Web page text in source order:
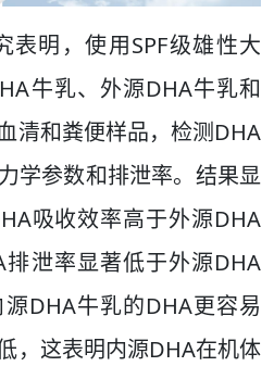
明，使用SPF级雄性大
牛乳、外源DHA牛乳和
清和粪便样品，检测DHA
学参数和排泄率。结果显
吸收效率高于外源DHA
泄率显著低于外源DHA
DHA牛乳的DHA更容易
，这表明内源DHA在机体